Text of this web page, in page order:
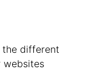
the different
websites